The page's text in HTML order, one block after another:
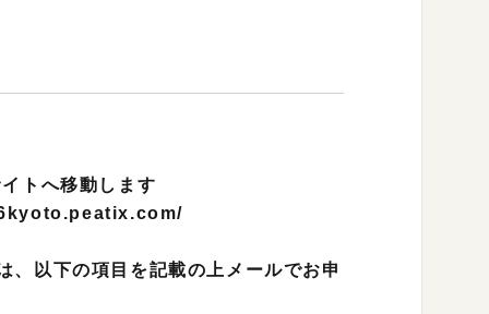
トへ移動します
、以下の項目を記載の上メールでお申